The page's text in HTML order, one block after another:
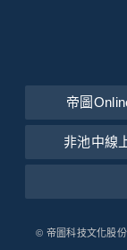
帝圖
非池中線
© 帝圖科技文化股